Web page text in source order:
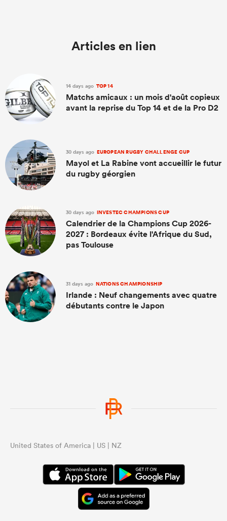
Articles en lien
14 days ago TOP 14
Matchs amicaux : un mois d'août copieux
avant la reprise du Top 14 et de la Pro D2
30 days ago EUROPEAN RUGBY CHALLENGE CUP
Mayol et La Rabine vont accueillir le futur
du rugby géorgien
30 days ago INVESTEC CHAMPIONS CUP
Calendrier de la Champions Cup 2026-
2027 : Bordeaux évite l'Afrique du Sud,
pas Toulouse
31 days ago NATIONS CHAMPIONSHIP
Irlande : Neuf changements avec quatre
débutants contre le Japon
United States of America | US | NZ